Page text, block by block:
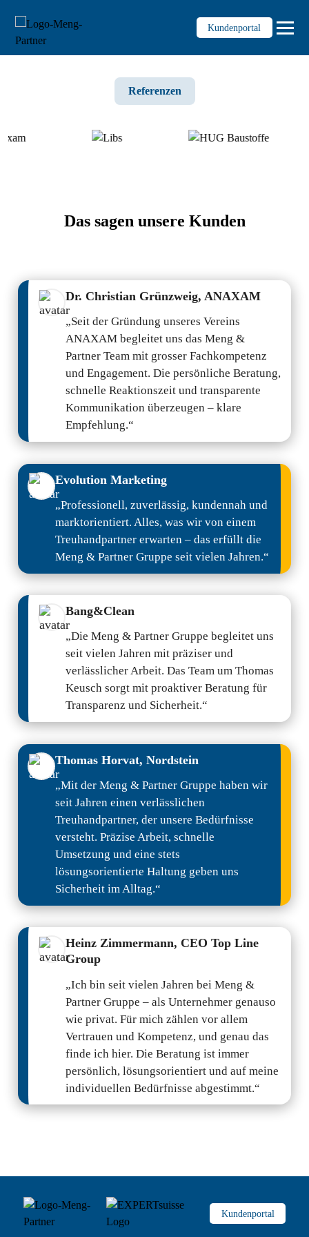
Kundenportal
Steuern und Recht
Unternehmensnachfolge KMU
Personaladministration
Wissen
News
Referenzen
Info-Center
Unternehmen
Über uns
Karriere
Adresse
Meng & Partner Gruppe
Bruggerstrasse 21
5400 Baden
Kontakte
Meng & Partner Gruppe
Telefon +41 56 200 17 30
office@meng-partner.ch
Allgemein
Impressum/Datenschutz
Anmeldung Newsletter
Social Media
LinkedIn
Referenzen
Das sagen unsere Kunden
Dr. Christian Grünzweig, ANAXAM
„Seit der Gründung unseres Vereins
ANAXAM begleitet uns das Meng &
Partner Team mit grosser Fachkompetenz
und Engagement. Die persönliche Beratung,
schnelle Reaktionszeit und transparente
Kommunikation überzeugen – klare
Empfehlung.“
Evolution Marketing
„Professionell, zuverlässig, kundennah und
marktorientiert. Alles, was wir von einem
Treuhandpartner erwarten – das erfüllt die
Meng & Partner Gruppe seit vielen Jahren.“
Bang&Clean
„Die Meng & Partner Gruppe begleitet uns
seit vielen Jahren mit präziser und
verlässlicher Arbeit. Das Team um Thomas
Keusch sorgt mit proaktiver Beratung für
Transparenz und Sicherheit.“
Thomas Horvat, Nordstein
„Mit der Meng & Partner Gruppe haben wir
seit Jahren einen verlässlichen
Treuhandpartner, der unsere Bedürfnisse
versteht. Präzise Arbeit, schnelle
Umsetzung und eine stets
lösungsorientierte Haltung geben uns
Sicherheit im Alltag.“
Heinz Zimmermann, CEO Top Line
Group
„Ich bin seit vielen Jahren bei Meng &
Partner Gruppe – als Unternehmer genauso
wie privat. Für mich zählen vor allem
Vertrauen und Kompetenz, und genau das
finde ich hier. Die Beratung ist immer
persönlich, lösungsorientiert und auf meine
individuellen Bedürfnisse abgestimmt.“
Kundenportal